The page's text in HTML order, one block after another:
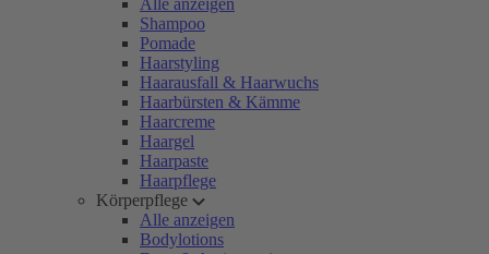
Alle anzeigen
Shampoo
Pomade
Haarstyling
Haarausfall & Haarwuchs
Haarbürsten & Kämme
Haarcreme
Haargel
Haarpaste
Haarpflege
Körperpflege
Alle anzeigen
Bodylotions